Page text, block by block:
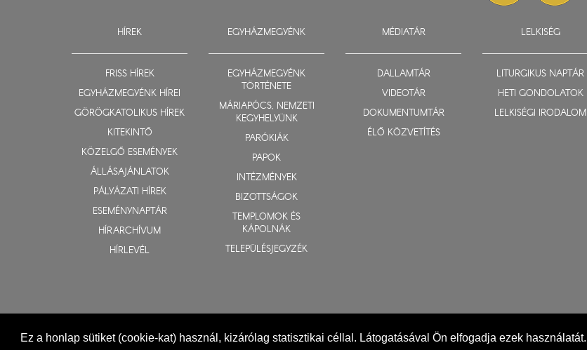
Ez a honlap sütiket (cookie-kat) használ, kizárólag statisztikai céllal. Látogatásával Ön elfogadja ezek használatát.
HÍREK
FRISS HÍREK
EGYHÁZMEGYÉNK HÍREI
GÖRÖGKATOLIKUS HÍREK
KITEKINTŐ
KÖZELGŐ ESEMÉNYEK
ÁLLÁSAJÁNLATOK
PÁLYÁZATI HÍREK
ESEMÉNYNAPTÁR
HÍRARCHÍVUM
HÍRLEVÉL
EGYHÁZMEGYÉNK
EGYHÁZMEGYÉNK
TÖRTÉNETE
MÁRIAPÓCS, NEMZETI
KEGYHELYÜNK
PARÓKIÁK
PAPOK
INTÉZMÉNYEK
BIZOTTSÁGOK
TEMPLOMOK ÉS
KÁPOLNÁK
TELEPÜLÉSJEGYZÉK
MÉDIATÁR
DALLAMTÁR
VIDEOTÁR
DOKUMENTUMTÁR
ÉLŐ KÖZVETÍTÉS
LELKISÉG
LITURGIKUS NAPTÁR
HETI GONDOLATOK
LELKISÉGI IRODALOM
© 2015-2026 Nyíregyházi Egyházmegye Impresszum